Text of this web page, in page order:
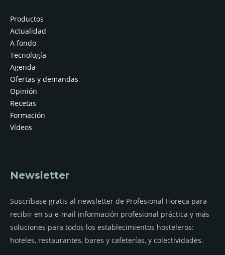
Productos
Actualidad
A fondo
Tecnología
Agenda
Ofertas y demandas
Opinión
Recetas
Formación
Vídeos
Newsletter
Suscríbase gratis al newsletter de Profesional Horeca para
recibir en su e-mail información profesional práctica y más
soluciones para todos los establecimientos hosteleros:
hoteles, restaurantes, bares y cafeterías, y colectividades.